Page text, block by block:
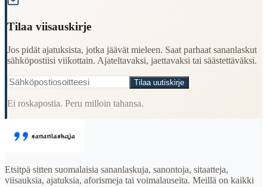
Tilaa viisauskirje
Jos pidät ajatuksista, jotka jäävät mieleen. Saat parhaat sananlaskut
sähköpostiisi viikottain. Ajateltavaksi, jaettavaksi tai säästettäväksi.
Tilaa uutiskirje
Ei roskapostia. Peru milloin tahansa.
Etsitpä sitten suomalaisia sananlaskuja, sanontoja, sitaatteja,
viisauksia, ajatuksia, aforismeja tai voimalauseita. Meillä on kaikki